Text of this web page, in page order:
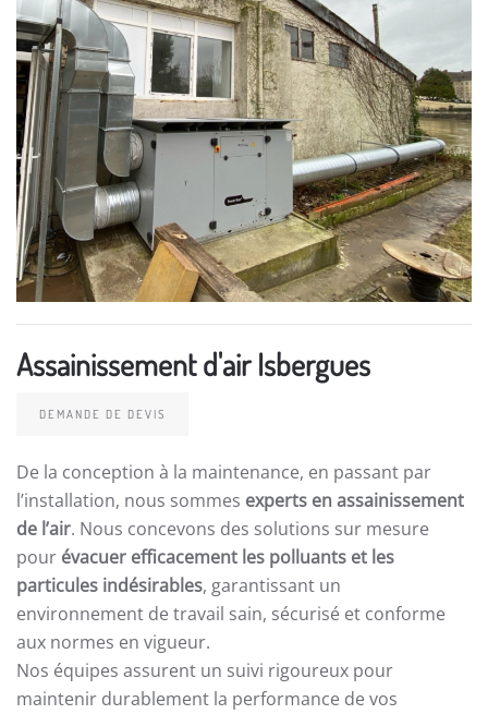
Assainissement d'air Isbergues
DEMANDE DE DEVIS
De la conception à la maintenance, en passant par
l’installation, nous sommes experts en assainissement
de l’air. Nous concevons des solutions sur mesure
pour évacuer efficacement les polluants et les
particules indésirables, garantissant un
environnement de travail sain, sécurisé et conforme
aux normes en vigueur.
Nos équipes assurent un suivi rigoureux pour
maintenir durablement la performance de vos